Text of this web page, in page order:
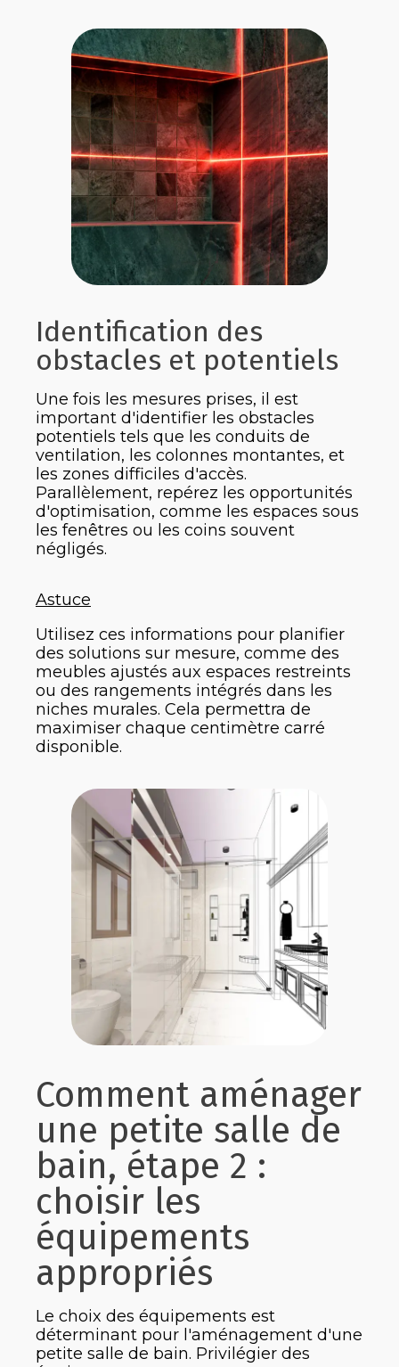
Identification des
obstacles et potentiels
Une fois les mesures prises, il est
important d'identifier les obstacles
potentiels tels que les conduits de
ventilation, les colonnes montantes, et
les zones difficiles d'accès.
Parallèlement, repérez les opportunités
d'optimisation, comme les espaces sous
les fenêtres ou les coins souvent
négligés.
Astuce
Utilisez ces informations pour planifier
des solutions sur mesure, comme des
meubles ajustés aux espaces restreints
ou des rangements intégrés dans les
niches murales. Cela permettra de
maximiser chaque centimètre carré
disponible.
Comment aménager
une petite salle de
bain, étape 2 :
choisir les
équipements
appropriés
Le choix des équipements est
déterminant pour l'aménagement d'une
petite salle de bain. Privilégier des